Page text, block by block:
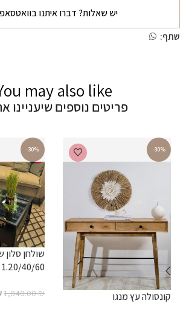
יש שאלות? דברו איתנו בוואטסאפ
שתף:
may also like
פריטים נוספים שיעניינו
-30%
קונסולה עץ מנגו
-30%
שולחן סלון
1.20/40/60
1,840.00₪